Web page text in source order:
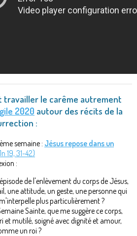
travailler le carême autrement
2020 autour des récits de la
:
semaine : Jésus repose dans un
19, 31-42)
:
de l'enlèvement du corps de Jésus,
une attitude, un geste, une personne qui
plus particulièrement ?
Sainte, que me suggère ce corps,
et mutilé, soigné avec dignité et amour,
un roi ?